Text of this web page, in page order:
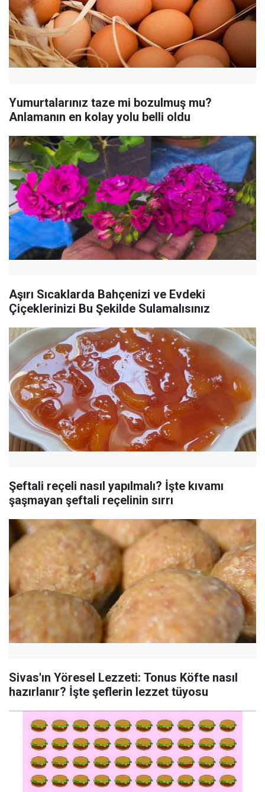
Yumurtalarınız taze mi bozulmuş mu?
Anlamanın en kolay yolu belli oldu
Aşırı Sıcaklarda Bahçenizi ve Evdeki
Çiçeklerinizi Bu Şekilde Sulamalısınız
Şeftali reçeli nasıl yapılmalı? İşte kıvamı
şaşmayan şeftali reçelinin sırrı
Sivas'ın Yöresel Lezzeti: Tonus Köfte nasıl
hazırlanır? İşte şeflerin lezzet tüyosu